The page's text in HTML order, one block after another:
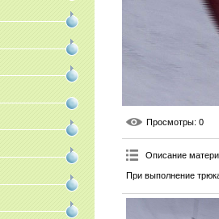
Просмотры: 0
Описание
При выполнение